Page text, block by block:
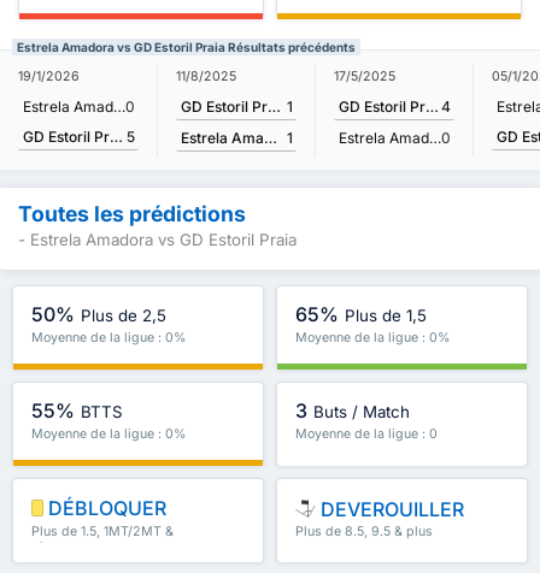
Estrela Amadora vs GD Estoril Praia Résultats précédents
19/1/2026
Estrela Amadora0
GD Estoril Praia 5
11/8/2025
GD Estoril Praia 1
Estrela Amadora 1
17/5/2025
GD Estoril Praia 4
Estrela Amadora0
05/1/
Toutes les prédictions
- Estrela Amadora vs GD Estoril Praia
50% Plus de 2,5
Moyenne de la ligue : 0%
65% Plus de 1,5
Moyenne de la ligue : 0%
55% BTTS
Moyenne de la ligue : 0%
3 Buts / Match
Moyenne de la ligue : 0
DÉBLOQUER
Plus de 1.5, 1MT/2MT &
plus
DEVEROUILLER
Plus de 8.5, 9.5 & plus